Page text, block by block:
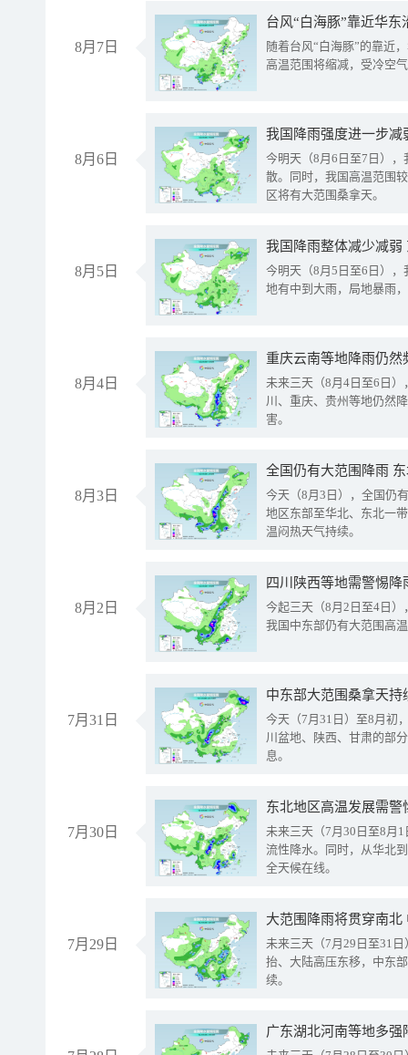
8月7日
台风“白海豚”靠近华
随着台风“白海豚”的靠近
高温范围将缩减，受冷空
8月6日
今明天（8月6日至7日）
散。同时，我国高温范围
区将有大范围桑拿天。
8月5日
我国降雨整体减少减弱
今明天（8月5日至6日）
地有中到大雨，局地暴雨
8月4日
重庆云南等地降雨仍然
未来三天（8月4日至6日
川、重庆、贵州等地仍然
害。
8月3日
全国仍有大范围降雨
今天（8月3日），全国仍
地区东部至华北、东北一
温闷热天气持续。
8月2日
今起三天（8月2日至4日
我国中东部仍有大范围高
7月31日
中东部大范围桑拿天
今天（7月31日）至8月初
川盆地、陕西、甘肃的部
息。
7月30日
东北地区高温发展需
未来三天（7月30日至8月
流性降水。同时，从华北
全天候在线。
7月29日
大范围降雨将贯穿南
未来三天（7月29日至31
抬、大陆高压东移，中东
续。
广东湖北河南等地多